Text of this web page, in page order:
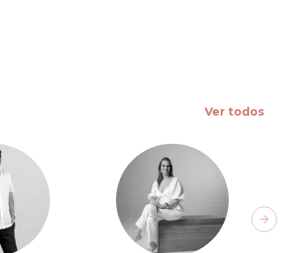
Ver todos